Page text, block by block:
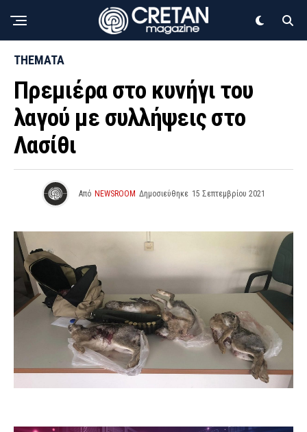
THEMATA
Πρεμιέρα στο κυνήγι του
λαγού με συλλήψεις στο
Λασίθι
Από NEWSROOM Δημοσιεύθηκε 15 Σεπτεμβρίου 2021